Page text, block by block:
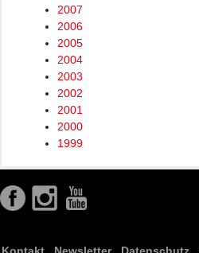
2007
2006
2005
2004
2003
2002
2001
2000
1999